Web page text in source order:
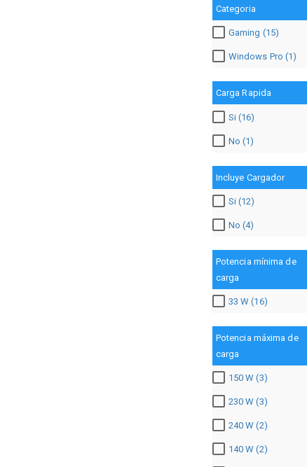
Categoria
Gaming (15)
Windows Pro (1)
Carga Rapida
Si (16)
No (1)
Incluye Cargador
Si (12)
No (4)
Potencia mínima de
carga
33 W (16)
Potencia máxima de
carga
150 W (3)
230 W (3)
240 W (2)
140 W (2)